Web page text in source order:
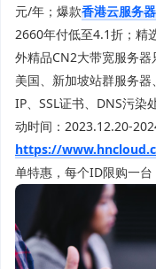
元/年；爆款香港云服务器
2660年付低至4.1折；精
外精品CN2大带宽服务器
美国、新加坡站群服务
IP、SSL证书、DNS污染
动时间：2023.12.20-
https://
单特惠，每个ID限购一台